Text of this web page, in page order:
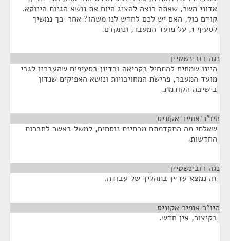
אדוני השר, שאתה רוצה להציג היום את נושא הגנות הינוקא.
קודם כול, האם יש לכם לחדש לנו משהו? אחר-כך נמשיך
לסעיף 1, על מועד המעבר, ונתקדם.
נגה רובינשטיין
היינו שמחים להתחיל בקריאה ובדיון בסעיפים שהעברנו לגבי
מועד המעבר, פרישֹת המחויבויות ונושא האפיקים שנדון
בישיבה הקודמת.
היו"ר אופיר אקוניס
שאלתי מה התקדמתם מבחינת נוסחים, למשל באשר לחברות
החדשות.
נגה רובינשטיין
זה נמצא עדיין בתהליך של עבודה.
היו"ר אופיר אקוניס
בקיצור, אין חדש.